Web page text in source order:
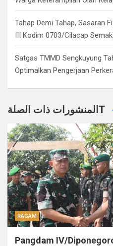
Tahap Demi Tahap, Sasaran
III Kodim 0703/Cilacap
Satgas TMMD Sengkuyung
Optimalkan Pengerjaan
المنشورات ذات الصلةT
RAGAM
Pangdam IV/